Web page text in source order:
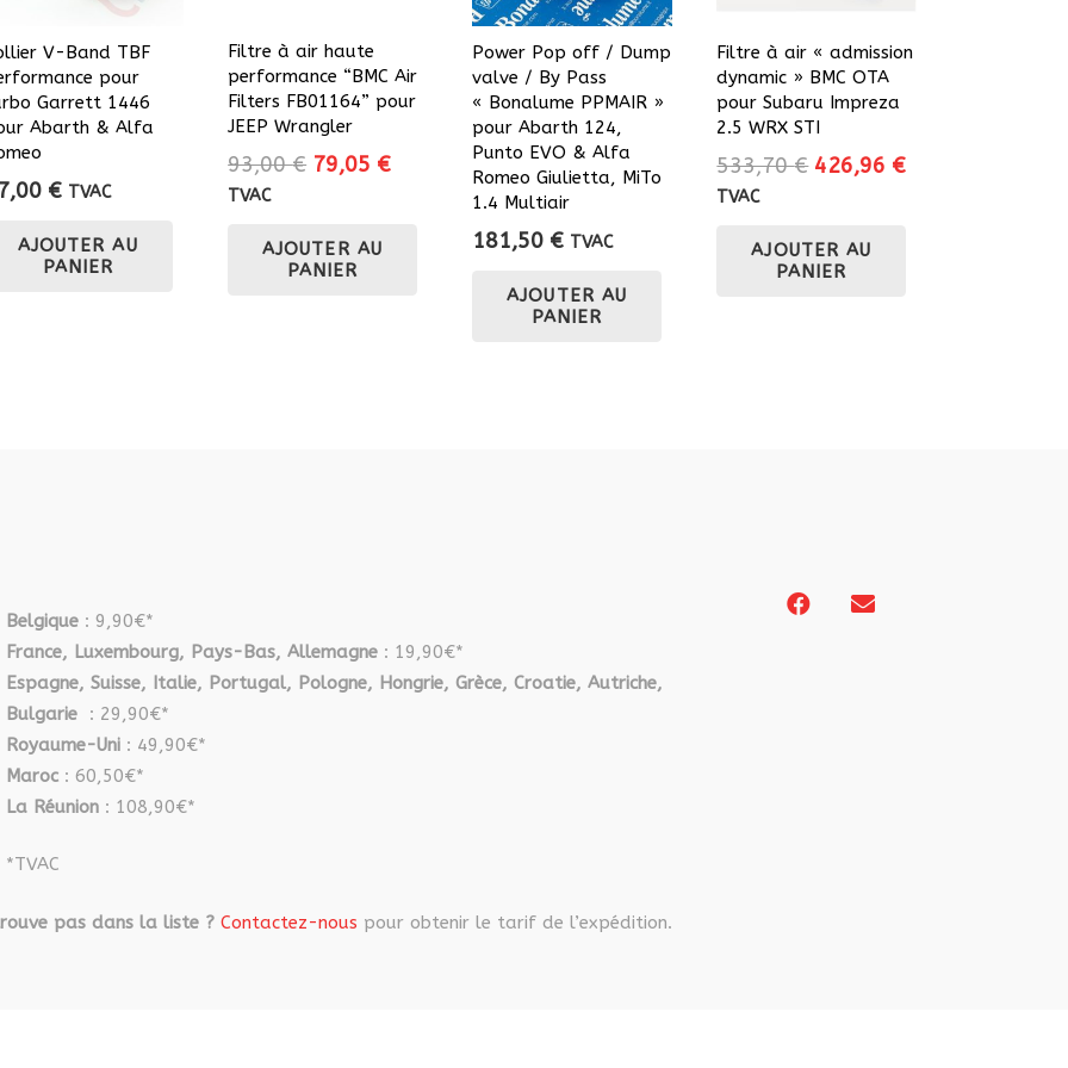
V-Band TBF
pour
Garrett 1446
Abarth & Alfa
€ TVAC
AJOUTER AU
PANIER
Filtre à air haute
performance “BMC Air
Filters FB01164” pour
JEEP Wrangler
93,00€ Le
était :
93,00 €.
79,05 €Le
TVAC
AJOUTER AU
PANIER
Power Pop off / Dump
valve / By Pass
« Bonalume PPMAIR »
pour Abarth 124,
Punto EVO & Alfa
Romeo Giulietta, MiTo
1.4 Multiair
181,50 € TVAC
AJOUTER AU
PANIER
Filtre à air « admission
dynamic » BMC OTA
pour Subaru Impreza
2.5 WRX STI
533,70€ Le
était :
533,70 €.
426,96 €Le
TVAC
AJOUTER AU
PANIER
Belgique : 9,90€*
France, Luxembourg, Pays-Bas, Allemagne : 19,90€*
Espagne, Suisse, Italie, Portugal, Pologne, Hongrie, Grèce, Croatie, Autriche,
Bulgarie
: 29,90€*
Royaume-Uni : 49,90€*
Maroc : 60,50€*
La Réunion : 108,90€*
*TVAC
pas dans la liste ? Contactez-nous pour obtenir le tarif de l’expédition.